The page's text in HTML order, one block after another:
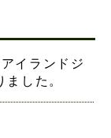
イランドジ
した。